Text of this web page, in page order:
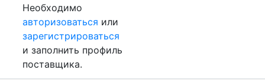
Необходимо
авторизоваться или
зарегистрироваться
и заполнить профиль
поставщика.